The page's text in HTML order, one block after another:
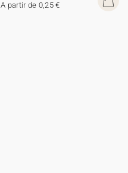
A partir de 0,25 €